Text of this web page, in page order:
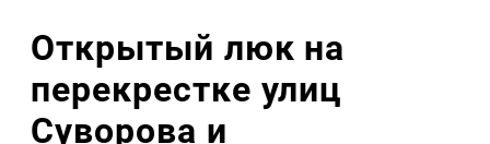
Открытый люк на
перекрестке улиц
Суворова и